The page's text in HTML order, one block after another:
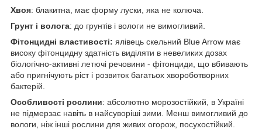
Хвоя: блакитна, має форму луски, яка не колюча.
Грунт і волога: до грунтів і вологи не вимогливий.
Фітонцидні властивості: ялівець скельний Blue Arrow має
високу фітонцидну здатність виділяти в невеликих дозах
біологічно-активні летючі речовини - фітонциди, що вбивають
або пригнічують ріст і розвиток багатьох хвороботворних
бактерій.
Особливості рослини: абсолютно морозостійкий, в Україні
не підмерзає навіть в найсуворіші зими. Менш вимогливий до
вологи, ніж інші рослини для живих огорож, посухостійкий.